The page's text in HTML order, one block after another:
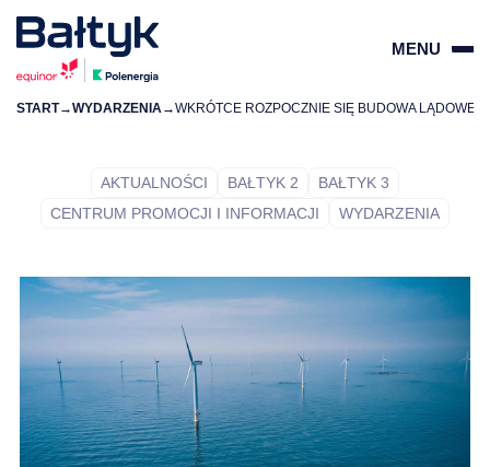
MENU
DLA DOSTAWCÓW
DLA SPOŁECZNOŚCI
ŚRODOWISKO
START→WYDARZENIA →
AKTUALNOŚCI BAŁTYK 2
BAŁTYK 3
CENTRUM PROMOCJI I INFORMACJI
WYDARZENIA